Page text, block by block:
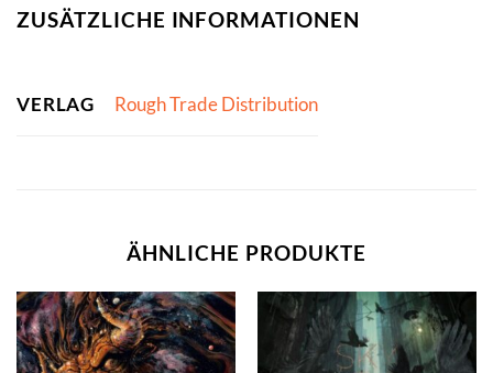
ZUSÄTZLICHE INFORMATIONEN
VERLAG Rough Trade Distribution
ÄHNLICHE PRODUKTE